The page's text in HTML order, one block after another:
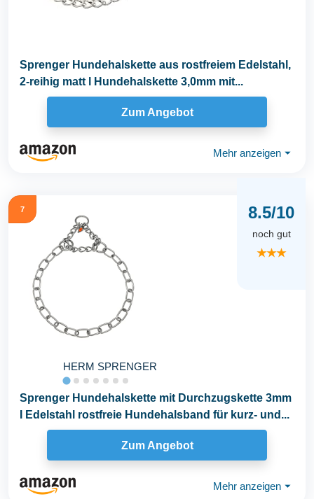
Sprenger Hundehalskette aus rostfreiem Edelstahl,
2-reihig matt l Hundehalskette 3,0mm mit...
Zum Angebot
Mehr anzeigen ⏷
7
HERM SPRENGER
8.5/10
noch gut
★★★
Sprenger Hundehalskette mit Durchzugskette 3mm
I Edelstahl rostfreie Hundehalsband für kurz- und...
Zum Angebot
Mehr anzeigen ⏷